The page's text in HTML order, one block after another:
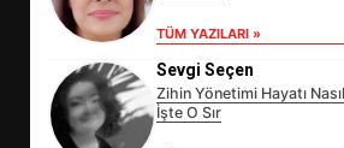
TÜM YAZILARI »
Sevgi Seçen
Zihin Yönetimi Hayatı
İşte O Sır